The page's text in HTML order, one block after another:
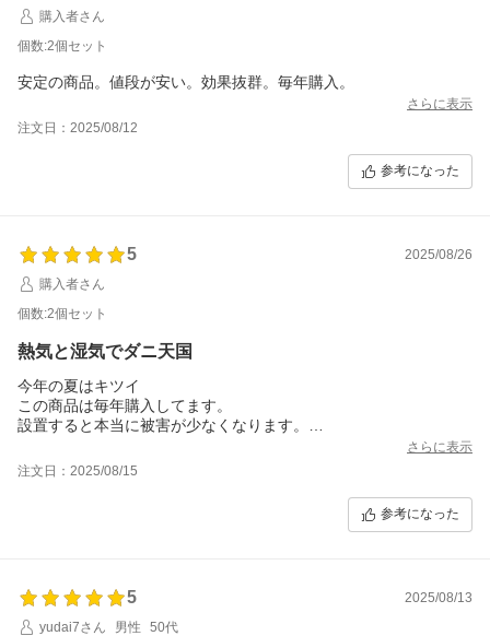
購入者さん
個数:2個セット
安定の商品。値段が安い。効果抜群。毎年購入。
さらに表示
注文日：2025/08/12
参考になった
5
2025/08/26
購入者さん
個数:2個セット
熱気と湿気でダニ天国
今年の夏はキツイ
この商品は毎年購入してます。
設置すると本当に被害が少なくなります。
さらに表示
注文日：2025/08/15
参考になった
5
2025/08/13
yudai7さん
男性
50代